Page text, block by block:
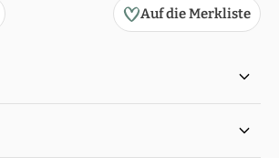
Auf die Merkliste